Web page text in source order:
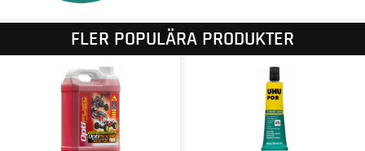
FLER POPULÄRA PRODUKTER